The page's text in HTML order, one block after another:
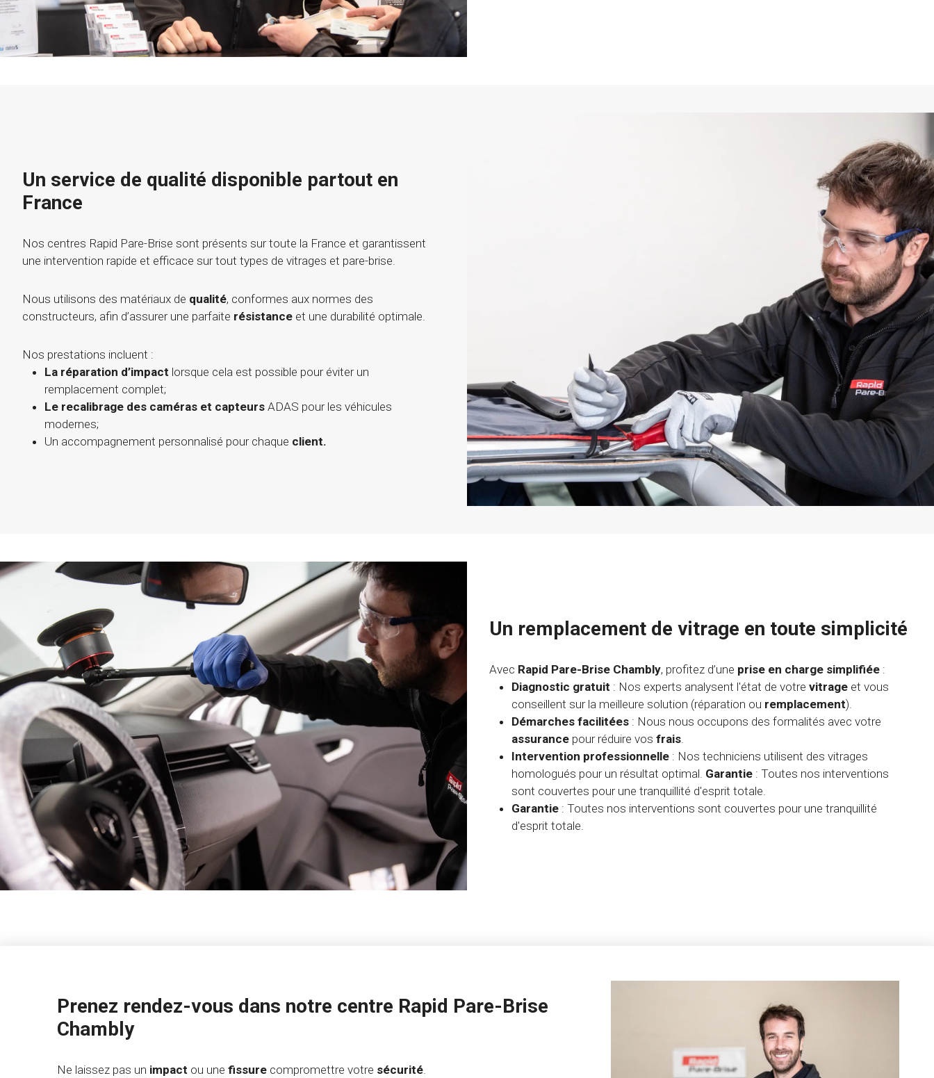
Un service de qualité disponible partout en
France
Nos centres Rapid Pare-Brise sont présents sur toute la France et garantissent
une intervention rapide et efficace sur tout types de vitrages et pare-brise.
Nous utilisons des matériaux de qualité, conformes aux normes des
constructeurs, afin d’assurer une parfaite résistance et une durabilité optimale.
Nos prestations incluent :
La réparation d’impact lorsque cela est possible pour éviter un
remplacement complet;
Le recalibrage des caméras et capteurs ADAS pour les véhicules
modernes;
Un accompagnement personnalisé pour chaque client.
Un remplacement de vitrage en toute simplicité
Avec Rapid Pare-Brise Chambly, profitez d’une prise en charge simplifiée :
Diagnostic gratuit : Nos experts analysent l'état de votre vitrage et vous
conseillent sur la meilleure solution (réparation ou remplacement).
Démarches facilitées : Nous nous occupons des formalités avec votre
assurance pour réduire vos frais.
Intervention professionnelle : Nos techniciens utilisent des vitrages
homologués pour un résultat optimal. Garantie : Toutes nos interventions
sont couvertes pour une tranquillité d'esprit totale.
Garantie : Toutes nos interventions sont couvertes pour une tranquillité
d'esprit totale.
Prenez rendez-vous dans notre centre Rapid Pare-Brise
Chambly
Ne laissez pas un impact ou une fissure compromettre votre sécurité.